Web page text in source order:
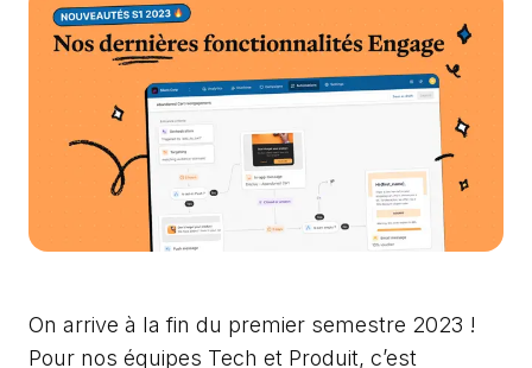
On arrive à la fin du premier semestre 2023 !
Pour nos équipes Tech et Produit, c’est